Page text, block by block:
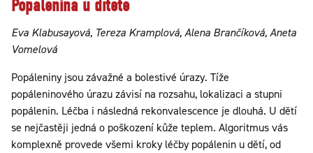
Popálenina u dítěte
Eva Klabusayová, Tereza Kramplová, Alena Brančíková, Aneta
Vomelová
Popáleniny jsou závažné a bolestivé úrazy. Tíže
popáleninového úrazu závisí na rozsahu, lokalizaci a stupni
popálenin. Léčba i následná rekonvalescence je dlouhá. U dětí
se nejčastěji jedná o poškození kůže teplem. Algoritmus vás
komplexně provede všemi kroky léčby popálenin u dětí, od